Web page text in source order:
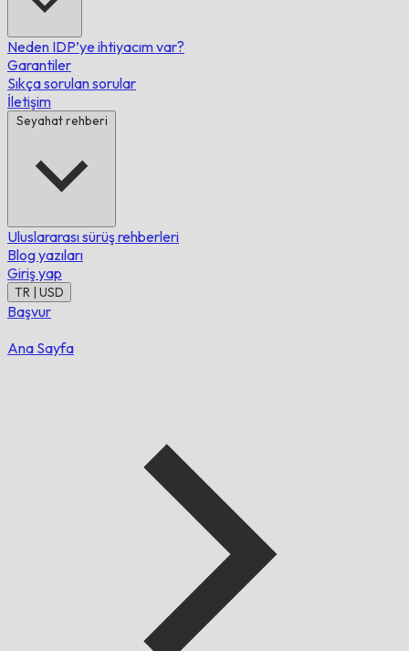
Neden IDP’ye ihtiyacım var?
Garantiler
Sıkça sorulan sorular
İletişim
Seyahat rehberi
Uluslararası sürüş rehberleri
Blog yazıları
Giriş yap
TR | USD
Başvur
Ana Sayfa